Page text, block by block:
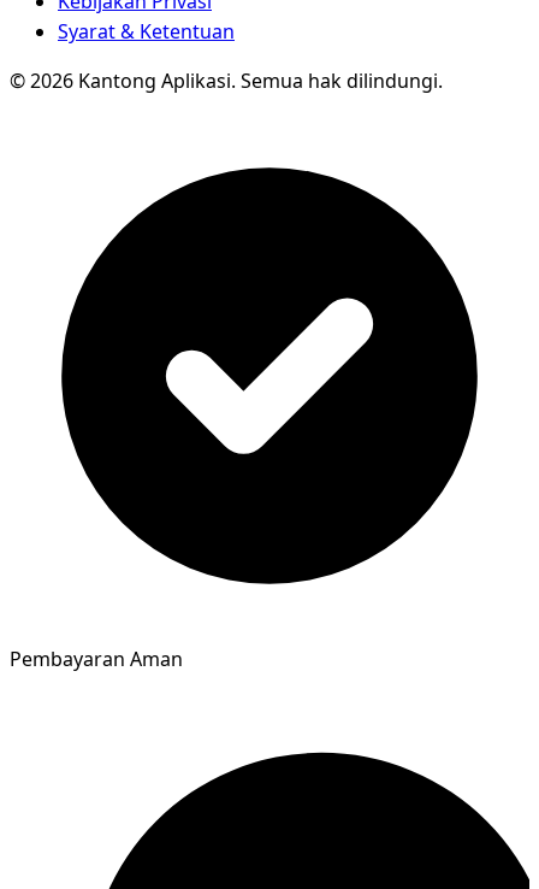
Syarat & Ketentuan
© 2026 Kantong Aplikasi. Semua hak dilindungi.
Pembayaran Aman